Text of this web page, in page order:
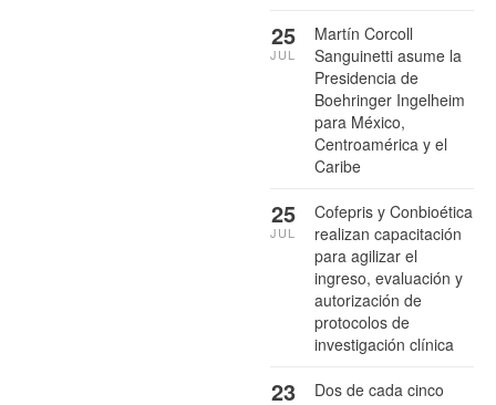
Martín Corcoll
Sanguinetti asume la
Presidencia de
Boehringer Ingelheim
para México,
Centroamérica y el
Caribe
25
JUL
Cofepris y Conbioética
realizan capacitación
para agilizar el
ingreso, evaluación y
autorización de
protocolos de
investigación clínica
25
JUL
Dos de cada cinco
23